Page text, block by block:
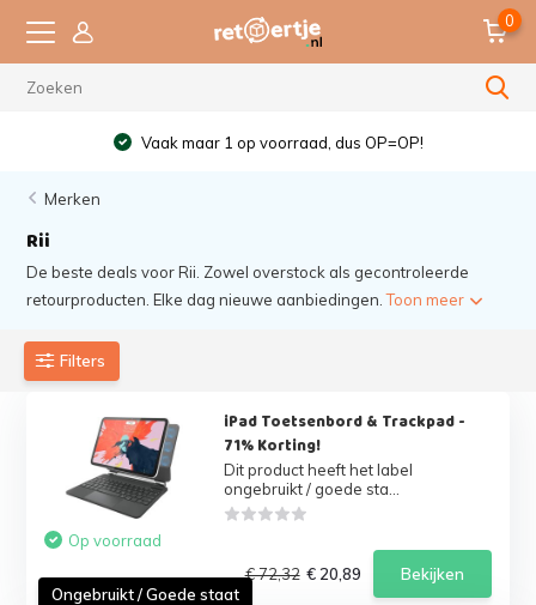
0
Vaak maar 1 op voorraad, dus OP=OP!
Merken
Rii
De beste deals voor Rii. Zowel overstock als gecontroleerde
retourproducten. Elke dag nieuwe aanbiedingen.Toon meer
Filters
Ongebruikt / Goede staat
iPad Toetsenbord & Trackpad -
71% Korting!
Dit product heeft het label
ongebruikt / goede sta...
Op voorraad
€ 72,32 € 20,89 Bekijken